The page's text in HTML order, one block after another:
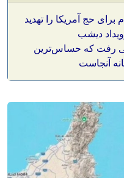
برای حج آمریکا را تهدید
دیشب
رفت که حساس‌ترین
آنجاست